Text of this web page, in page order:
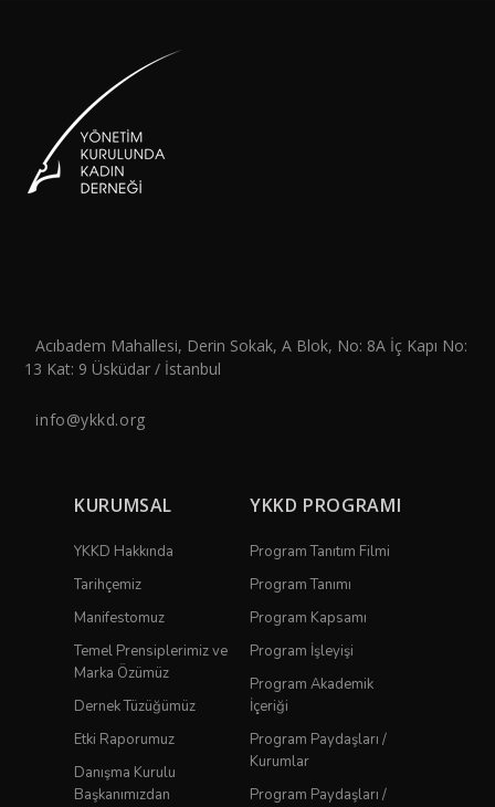
Acıbadem Mahallesi, Derin Sokak, A Blok, No: 8A İç Kapı No:
13 Kat: 9 Üsküdar / İstanbul
info@ykkd.org
KURUMSAL
YKKD Hakkında
Tarihçemiz
Manifestomuz
Temel Prensiplerimiz ve
Marka Özümüz
Dernek Tüzüğümüz
Etki Raporumuz
Danışma Kurulu
Başkanımızdan
YKKD PROGRAMI
Program Tanıtım Filmi
Program Tanımı
Program Kapsamı
Program İşleyişi
Program Akademik
İçeriği
Program Paydaşları /
Kurumlar
Program Paydaşları /